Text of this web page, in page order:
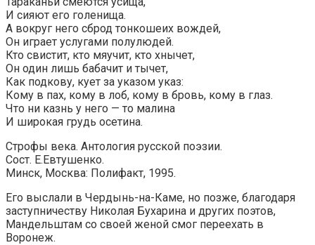
И сияют его голенища.
А вокруг него сброд тонкошеих вождей,
Он играет услугами полулюдей.
Кто свистит, кто мяучит, кто хнычет,
Он один лишь бабачит и тычет,
Как подкову, кует за указом указ:
Кому в пах, кому в лоб, кому в бровь, кому в глаз.
Что ни казнь у него — то малина
И широкая грудь осетина.
Строфы века. Антология русской поэзии.
Сост. Е.Евтушенко.
Минск, Москва: Полифакт, 1995.
Его выслали в Чердынь-на-Каме, но позже, благодаря
заступничеству Николая Бухарина и других поэтов,
Мандельштам со своей женой смог переехать в
Воронеж.